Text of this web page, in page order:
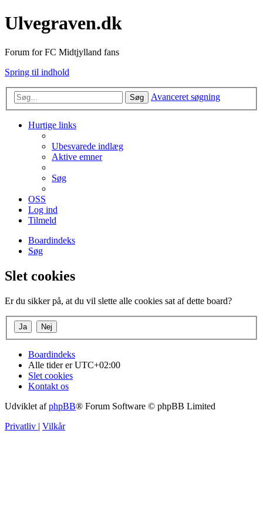
Ulvegraven.dk
Forum for FC Midtjylland fans
Spring til indhold
Søg Avanceret søgning
Hurtige links
Ubesvarede indlæg
Aktive emner
Søg
OSS
Log ind
Tilmeld
Boardindeks
Søg
Slet cookies
Er du sikker på, at du vil slette alle cookies sat af dette board?
Boardindeks
Alle tider erUTC+02:00
Slet cookies
Kontakt os
Udviklet afphpBB® Forum Software © phpBB Limited
Privatliv | Vilkår